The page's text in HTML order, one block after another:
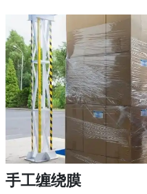
手工缠绕膜